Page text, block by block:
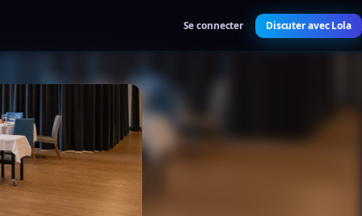
Se connecter Discuter avec Lola